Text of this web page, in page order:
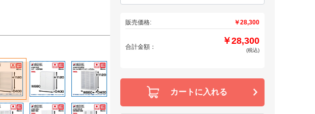
販売価格: ￥28,300
合計金額：
￥28,300
(税込)
カートに入れる